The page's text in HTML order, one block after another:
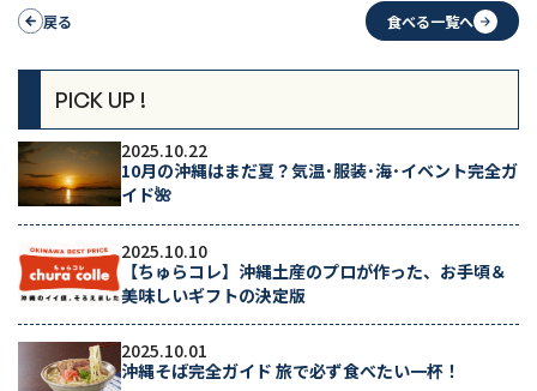
戻る 食べる一覧へ
PICK UP !
2025.10.22
10月の沖縄はまだ夏？気温･服装･海･イベント完全ガ
イド🌺
2025.10.10
【ちゅらコレ】沖縄土産のプロが作った、お手頃＆
美味しいギフトの決定版
2025.10.01
沖縄そば完全ガイド 旅で必ず食べたい一杯！